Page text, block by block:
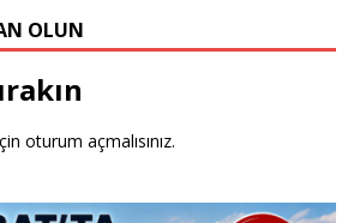
OLUN
oturum açmalısınız.